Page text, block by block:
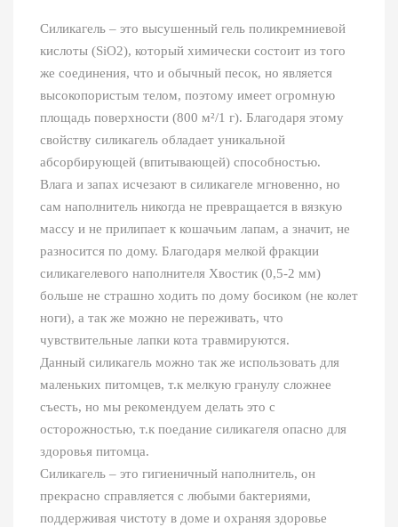
Силикагель – это высушенный гель поликремниевой
кислоты (SiO2), который химически состоит из того
же соединения, что и обычный песок, но является
высокопористым телом, поэтому имеет огромную
площадь поверхности (800 м²/1 г). Благодаря этому
свойству силикагель обладает уникальной
абсорбирующей (впитывающей) способностью.
Влага и запах исчезают в силикагеле мгновенно, но
сам наполнитель никогда не превращается в вязкую
массу и не прилипает к кошачьим лапам, а значит, не
разносится по дому. Благодаря мелкой фракции
силикагелевого наполнителя Хвостик (0,5-2 мм)
больше не страшно ходить по дому босиком (не колет
ноги), а так же можно не переживать, что
чувствительные лапки кота травмируются.
Данный силикагель можно так же использовать для
маленьких питомцев, т.к мелкую гранулу сложнее
съесть, но мы рекомендуем делать это с
осторожностью, т.к поедание силикагеля опасно для
здоровья питомца.
Силикагель – это гигиеничный наполнитель, он
прекрасно справляется с любыми бактериями,
поддерживая чистоту в доме и охраняя здоровье